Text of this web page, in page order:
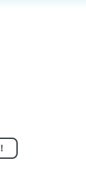
ページ分くら
うには多い分量